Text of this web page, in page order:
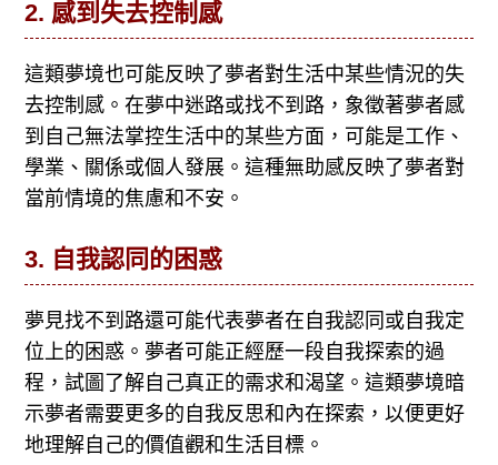
2. 感到失去控制感
這類夢境也可能反映了夢者對生活中某些情況的失
去控制感。在夢中迷路或找不到路，象徵著夢者感
到自己無法掌控生活中的某些方面，可能是工作、
學業、關係或個人發展。這種無助感反映了夢者對
當前情境的焦慮和不安。
3. 自我認同的困惑
夢見找不到路還可能代表夢者在自我認同或自我定
位上的困惑。夢者可能正經歷一段自我探索的過
程，試圖了解自己真正的需求和渴望。這類夢境暗
示夢者需要更多的自我反思和內在探索，以便更好
地理解自己的價值觀和生活目標。